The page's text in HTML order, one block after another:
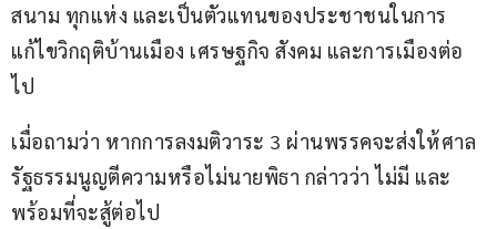
สนาม ทุกแห่ง และเป็นตัวแทนของประชาชนในการ
แก้ไขวิกฤติบ้านเมือง เศรษฐกิจ สังคม และการเมืองต่อ
ไป
เมื่อถามว่า หากการลงมติวาระ 3 ผ่านพรรคจะส่งให้ศาล
รัฐธรรมนูญตีความหรือไม่นายพิธา กล่าวว่า ไม่มี และ
พร้อมที่จะสู้ต่อไป